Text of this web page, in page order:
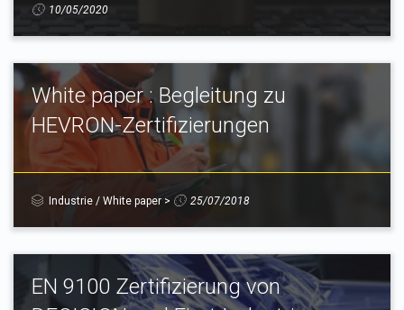
10/05/2020
White paper : Begleitung zu
HEVRON-Zertifizierungen
Industrie / White paper > 25/07/2018
EN 9100 Zertifizierung von